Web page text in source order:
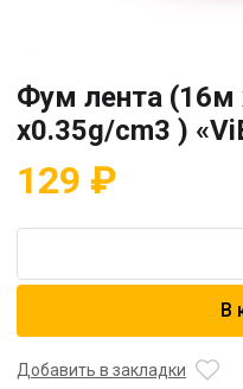
Фум лента
x0.35g/cm3 )
129 ₽
Фум
x19мм
В
Добавить в закладки